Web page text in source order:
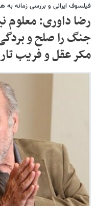
فیلسوف ایرانی و بررسی زمانه به
رضا داوری:
جنگ را صلح و
مکر عقل و فریب